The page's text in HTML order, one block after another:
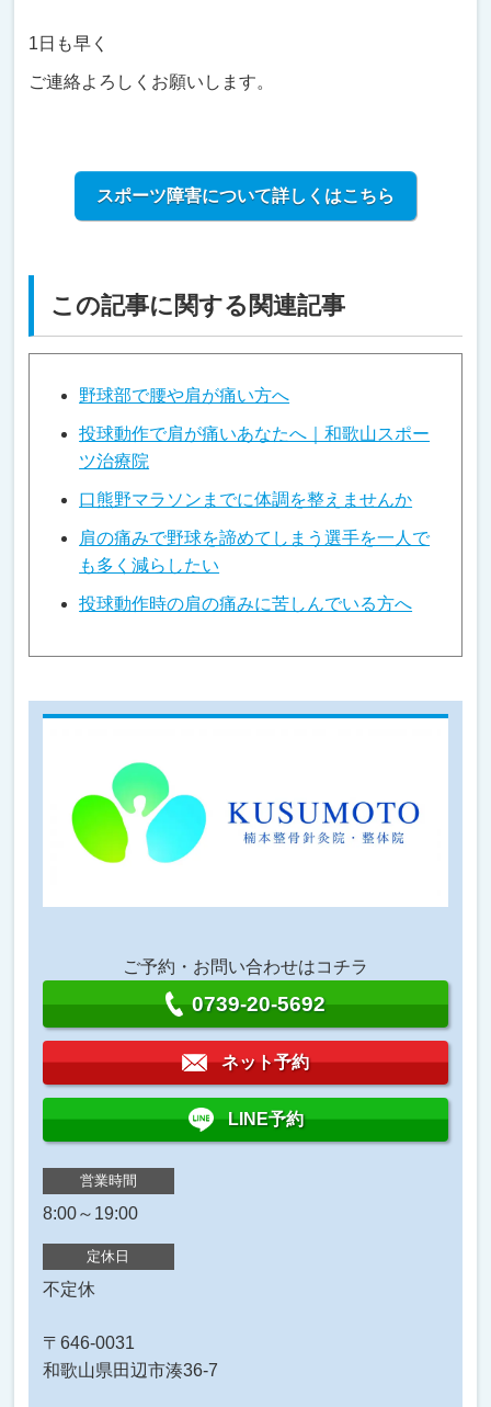
1日も早く
ご連絡よろしくお願いします。
スポーツ障害について詳しくはこちら
この記事に関する関連記事
野球部で腰や肩が痛い方へ
投球動作で肩が痛いあなたへ｜和歌山スポー
ツ治療院
口熊野マラソンまでに体調を整えませんか
肩の痛みで野球を諦めてしまう選手を一人で
も多く減らしたい
投球動作時の肩の痛みに苦しんでいる方へ
ご予約・お問い合わせはコチラ
0739-20-5692
ネット予約
LINE予約
営業時間
8:00～19:00
定休日
不定休
〒646-0031
和歌山県田辺市湊36-7